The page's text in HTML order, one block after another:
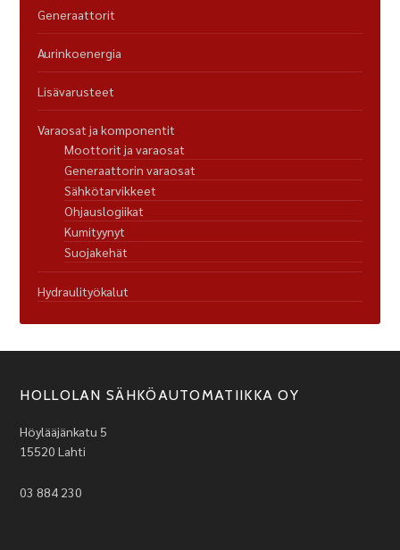
Generaattorit
Aurinkoenergia
Lisävarusteet
Varaosat ja komponentit
Moottorit ja varaosat
Generaattorin varaosat
Sähkötarvikkeet
Ohjauslogiikat
Kumityynyt
Suojakehät
Hydraulityökalut
HOLLOLAN SÄHKÖAUTOMATIIKKA OY
Höylääjänkatu 5
15520 Lahti
03 884 230